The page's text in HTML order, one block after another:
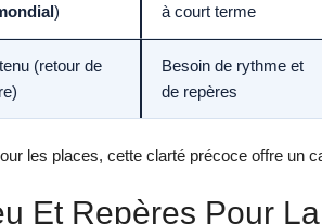
)
à court terme
(retour de
Besoin de rythme et
de repères
les places, cette clarté précoce offre un
Et Repères Pour